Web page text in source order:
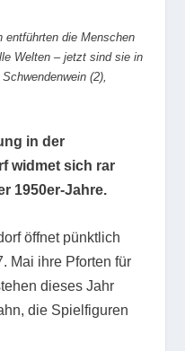
entführten die Menschen
Welten – jetzt sind sie in
(2),
in der
widmet sich rar
1950er-Jahre.
öffnet pünktlich
Mai ihre Pforten für
dieses Jahr
die Spielfiguren